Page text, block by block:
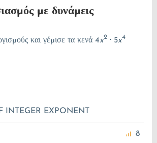
με δυνάμεις
και γέμισε τα κενά 4x2 ⋅ 5x4
INTEGER EXPONENT
8